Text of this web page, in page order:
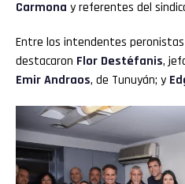
Carmona y referentes del
Entre los intendentes
destacaron Flor Destéfanis,
Emir Andraos, de Tunuyán; y